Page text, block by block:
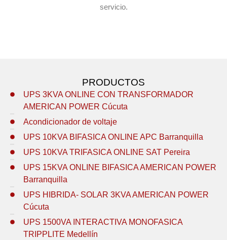
servicio.
PRODUCTOS
UPS 3KVA ONLINE CON TRANSFORMADOR
AMERICAN POWER Cúcuta
Acondicionador de voltaje
UPS 10KVA BIFASICA ONLINE APC Barranquilla
UPS 10KVA TRIFASICA ONLINE SAT Pereira
UPS 15KVA ONLINE BIFASICA AMERICAN POWER
Barranquilla
UPS HIBRIDA- SOLAR 3KVA AMERICAN POWER
Cúcuta
UPS 1500VA INTERACTIVA MONOFASICA
TRIPPLITE Medellín